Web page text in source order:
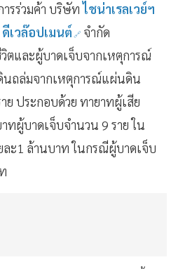
รร่วมค้า บริษัทไชน่าเรลเวย์ฯ
เวล๊อปเมนต์ จำกัด
และผู้บาดเจ็บจากเหตุการณ์
นถล่มจากเหตุการณ์แผ่นดิน
ย ประกอบด้วย ทายาทผู้เสีย
ทผู้บาดเจ็บจำนวน 9 ราย ใน
ละ1 ล้านบาท ในกรณีผู้บาดเจ็บ